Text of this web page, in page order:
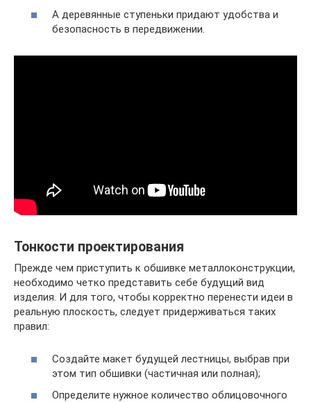
А деревянные ступеньки придают удобства и
безопасность в передвижении.
Тонкости проектирования
Прежде чем приступить к обшивке металлоконструкции,
необходимо четко представить себе будущий вид
изделия. И для того, чтобы корректно перенести идеи в
реальную плоскость, следует придерживаться таких
правил:
Создайте макет будущей лестницы, выбрав при
этом тип обшивки (частичная или полная);
Определите нужное количество облицовочного